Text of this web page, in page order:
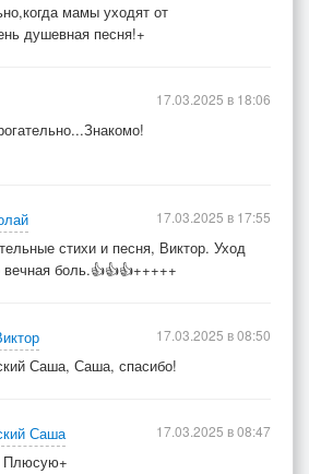
мамы уходят от
душевная песня!+
17.03.2025 в 18:06
стихи и песня, Виктор. Уход
вечная боль.👍👍👍+++++
17.03.2025 в 17:55
Саша, Саша, спасибо!
17.03.2025 в 08:50
Саша
Плюсую+
17.03.2025 в 08:47